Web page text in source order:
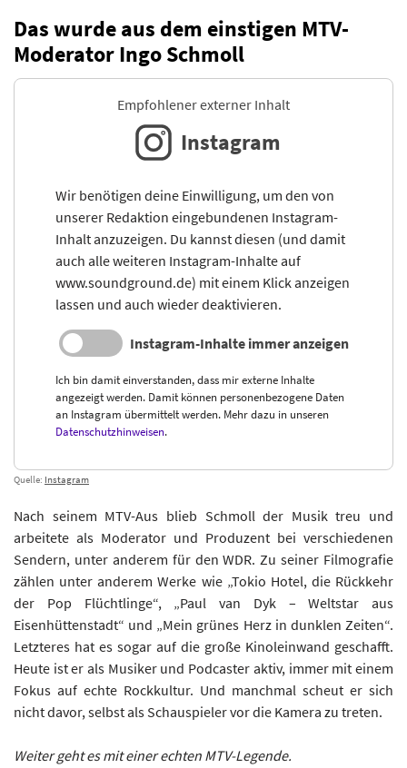
Das wurde aus dem einstigen MTV-
Moderator Ingo Schmoll
Empfohlener externer Inhalt
Instagram
Wir benötigen deine Einwilligung, um den von
unserer Redaktion eingebundenen Instagram-
Inhalt anzuzeigen. Du kannst diesen (und damit
auch alle weiteren Instagram-Inhalte auf
www.soundground.de) mit einem Klick anzeigen
lassen und auch wieder deaktivieren.
Instagram-Inhalte immer anzeigen
Ich bin damit einverstanden, dass mir externe Inhalte
angezeigt werden. Damit können personenbezogene Daten
an Instagram übermittelt werden. Mehr dazu in unseren
Datenschutzhinweisen.
Quelle: Instagram
Nach seinem MTV-Aus blieb Schmoll der Musik treu und
arbeitete als Moderator und Produzent bei verschiedenen
Sendern, unter anderem für den WDR. Zu seiner Filmografie
zählen unter anderem Werke wie „Tokio Hotel, die Rückkehr
der Pop Flüchtlinge“, „Paul van Dyk – Weltstar aus
Eisenhüttenstadt“ und „Mein grünes Herz in dunklen Zeiten“.
Letzteres hat es sogar auf die große Kinoleinwand geschafft.
Heute ist er als Musiker und Podcaster aktiv, immer mit einem
Fokus auf echte Rockkultur. Und manchmal scheut er sich
nicht davor, selbst als Schauspieler vor die Kamera zu treten.
Weiter geht es mit einer echten MTV-Legende.